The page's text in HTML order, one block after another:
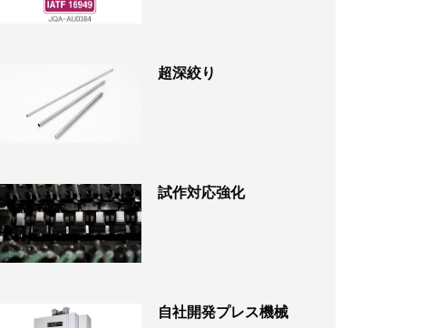
超深絞り
試作対応強化
自社開発プレス機械